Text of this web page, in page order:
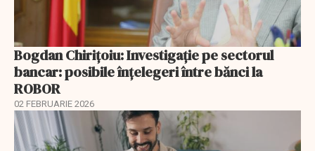
Bogdan Chirițoiu: Investigație pe sectorul
bancar: posibile înțelegeri între bănci la
ROBOR
02 FEBRUARIE 2026